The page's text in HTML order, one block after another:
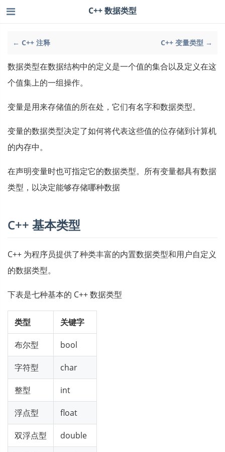
← C++ 注释 C++ 变量类型 →
C++ 数据类型
数据类型在数据结构中的定义是一个值的集合以及定义在这
个值集上的一组操作。
变量是用来存储值的所在处，它们有名字和数据类型。
变量的数据类型决定了如何将代表这些值的位存储到计算机
的内存中。
在声明变量时也可指定它的数据类型。所有变量都具有数据
类型，以决定能够存储哪种数据
C++ 基本类型
C++ 为程序员提供了种类丰富的内置数据类型和用户自定义
的数据类型。
下表是七种基本的 C++ 数据类型
类型 关键字
布尔型 bool
字符型 char
整型 int
浮点型 float
双浮点型 double